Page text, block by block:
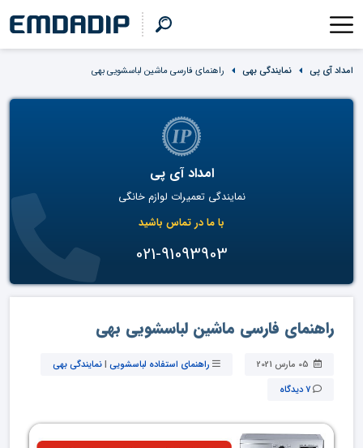
امداد آی پی نمایندگی بهی راهنمای فارسی ماشین لباسشویی بهی
امداد آی پی
نمایندگی تعمیرات لوازم خانگی
با ما در تماس باشید
021-91093903
راهنمای فارسی ماشین لباسشویی بهی
راهنمای استفاده لباسشویی |نمایندگی بهی
7 دیدگاه